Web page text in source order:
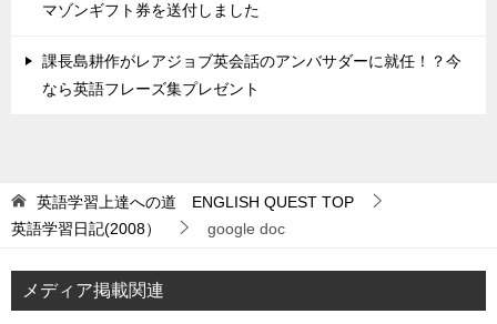
マゾンギフト券を送付しました
課長島耕作がレアジョブ英会話のアンバサダーに就任！？今
なら英語フレーズ集プレゼント
英語学習上達への道 ENGLISH QUEST TOP
英語学習日記(2008）
google doc
メディア掲載関連